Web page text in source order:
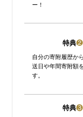
ー！
特典❷
自分の寄附履歴か
送日や年間寄附額
す。
特典❸